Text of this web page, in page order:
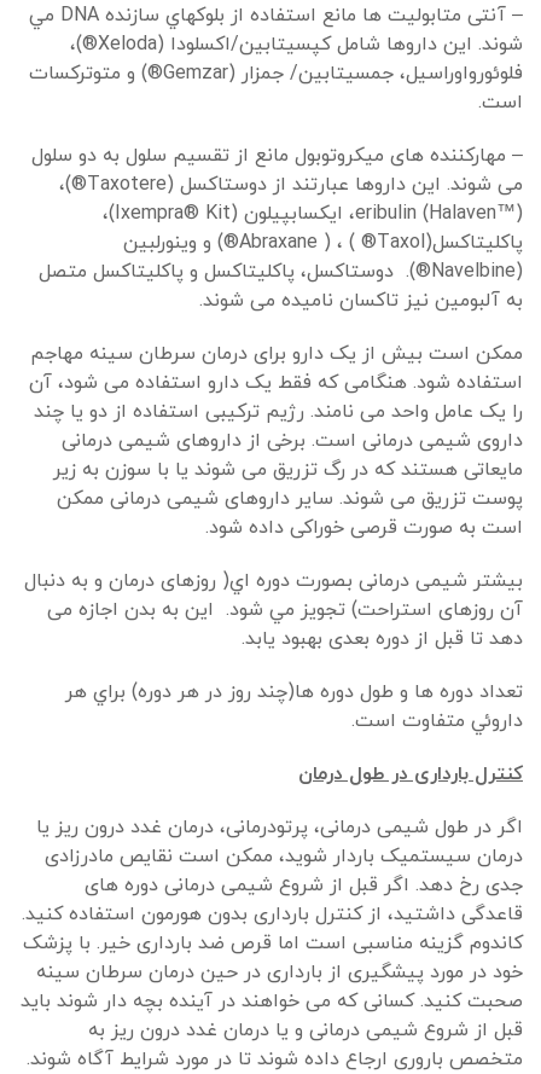
– آنتی متابولیت ها مانع استفاده از بلوكهاي سازنده DNA مي
شوند. این داروها شامل کپسیتابین/اكسلودا (Xeloda®)،
فلوئورواوراسیل، جمسیتابین/ جمزار (Gemzar®) و متوترکسات
است.
– مهارکننده های میکروتوبول مانع از تقسیم سلول به دو سلول
می شوند. این داروها عبارتند از دوستاکسل (Taxotere®)،
eribulin (Halaven™)، ایکسابپیلون (Ixempra® Kit)،
پاکلیتاکسل(Taxol® ) ، ( Abraxane®) و وینورلبین
(Navelbine®). دوستاکسل، پاکلیتاکسل و پاکلیتاکسل متصل
به آلبومین نیز تاکسان نامیده می شوند.
ممکن است بیش از یک دارو برای درمان سرطان سینه مهاجم
استفاده شود. هنگامی که فقط یک دارو استفاده می شود، آن
را یک عامل واحد می نامند. رژیم ترکیبی استفاده از دو یا چند
داروی شیمی درمانی است. برخی از داروهای شیمی درمانی
مایعاتی هستند که در رگ تزریق می شوند یا با سوزن به زیر
پوست تزریق می شوند. سایر داروهای شیمی درمانی ممکن
است به صورت قرصی خوراکی داده شود.
بیشتر شیمی درمانی بصورت دوره اي( روزهای درمان و به دنبال
آن روزهای استراحت) تجويز مي شود. این به بدن اجازه می
دهد تا قبل از دوره بعدی بهبود یابد.
تعداد دوره ها و طول دوره ها(چند روز در هر دوره) براي هر
داروئي متفاوت است.
کنترل بارداری در طول درمان
اگر در طول شیمی درمانی، پرتودرمانی، درمان غدد درون ریز یا
درمان سیستمیک باردار شوید، ممکن است نقایص مادرزادی
جدی رخ دهد. اگر قبل از شروع شیمی درمانی دوره های
قاعدگی داشتید، از کنترل بارداری بدون هورمون استفاده کنید.
کاندوم گزینه مناسبی است اما قرص ضد بارداری خیر. با پزشک
خود در مورد پیشگیری از بارداری در حین درمان سرطان سینه
صحبت کنید. کسانی که می خواهند در آینده بچه دار شوند باید
قبل از شروع شیمی درمانی و یا درمان غدد درون ریز به
متخصص باروری ارجاع داده شوند تا در مورد شرایط آگاه شوند.